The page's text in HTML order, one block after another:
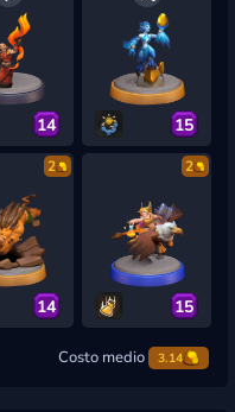
14 15
2
14
2
15
Costo medio 3.14